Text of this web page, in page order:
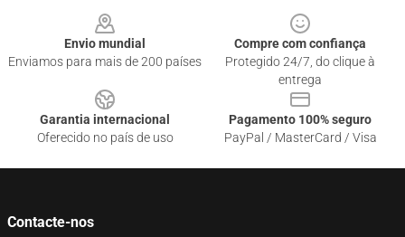
Envio mundial
Enviamos para mais de 200 países
Compre com confiança
Protegido 24/7, do clique à
entrega
Garantia internacional
Oferecido no país de uso
Pagamento 100% seguro
PayPal / MasterCard / Visa
Contacte-nos